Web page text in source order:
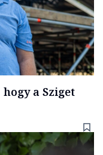
a Sziget